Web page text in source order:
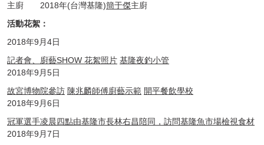
主廚 2018年(台灣基隆)簡于傑主廚
活動花絮：
2018年9月4日
記者會、廚藝SHOW 花絮照片 基隆夜釣小管
2018年9月5日
故宮博物院參訪 陳兆麟師傅廚藝示範 開平餐飲學校
2018年9月6日
冠軍選手凌晨四點由基隆市長林右昌陪同，訪問基隆魚市場檢視食材
2018年9月7日